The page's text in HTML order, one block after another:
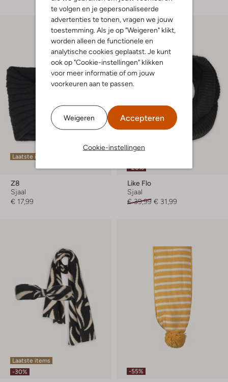
te volgen en je gepersonaliseerde
advertenties te tonen, vragen we jouw
toestemming. Als je op "Weigeren" klikt,
worden alleen de functionele en
analytische cookies geplaatst. Je kunt
ook op "Cookie-instellingen" klikken
voor meer informatie of om jouw
voorkeuren aan te passen.
Weigeren Accepteren
Cookie-instellingen
Laatste item
Z8
Sjaal
€ 17,99
-20%
Like Flo
Sjaal
€ 39,99 € 31,99
Laatste items
-30%
-55%